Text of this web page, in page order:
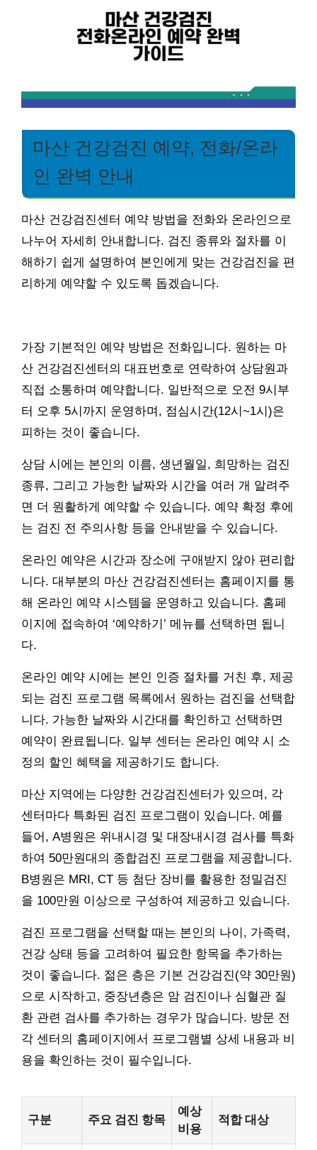
마산 건강검진 예약, 전화/온라
인 완벽 안내
마산 건강검진센터 예약 방법을 전화와 온라인으로
나누어 자세히 안내합니다. 검진 종류와 절차를 이
해하기 쉽게 설명하여 본인에게 맞는 건강검진을 편
리하게 예약할 수 있도록 돕겠습니다.
가장 기본적인 예약 방법은 전화입니다. 원하는 마
산 건강검진센터의 대표번호로 연락하여 상담원과
직접 소통하며 예약합니다. 일반적으로 오전 9시부
터 오후 5시까지 운영하며, 점심시간(12시~1시)은
피하는 것이 좋습니다.
상담 시에는 본인의 이름, 생년월일, 희망하는 검진
종류, 그리고 가능한 날짜와 시간을 여러 개 알려주
면 더 원활하게 예약할 수 있습니다. 예약 확정 후에
는 검진 전 주의사항 등을 안내받을 수 있습니다.
온라인 예약은 시간과 장소에 구애받지 않아 편리합
니다. 대부분의 마산 건강검진센터는 홈페이지를 통
해 온라인 예약 시스템을 운영하고 있습니다. 홈페
이지에 접속하여 ‘예약하기’ 메뉴를 선택하면 됩니
다.
온라인 예약 시에는 본인 인증 절차를 거친 후, 제공
되는 검진 프로그램 목록에서 원하는 검진을 선택합
니다. 가능한 날짜와 시간대를 확인하고 선택하면
예약이 완료됩니다. 일부 센터는 온라인 예약 시 소
정의 할인 혜택을 제공하기도 합니다.
마산 지역에는 다양한 건강검진센터가 있으며, 각
센터마다 특화된 검진 프로그램이 있습니다. 예를
들어, A병원은 위내시경 및 대장내시경 검사를 특화
하여 50만원대의 종합검진 프로그램을 제공합니다.
B병원은 MRI, CT 등 첨단 장비를 활용한 정밀검진
을 100만원 이상으로 구성하여 제공하고 있습니다.
검진 프로그램을 선택할 때는 본인의 나이, 가족력,
건강 상태 등을 고려하여 필요한 항목을 추가하는
것이 좋습니다. 젊은 층은 기본 건강검진(약 30만원)
으로 시작하고, 중장년층은 암 검진이나 심혈관 질
환 관련 검사를 추가하는 경우가 많습니다. 방문 전
각 센터의 홈페이지에서 프로그램별 상세 내용과 비
용을 확인하는 것이 필수입니다.
구분 주요 검진 항목
예상
비용
적합 대상